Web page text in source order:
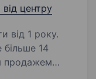
центру
від 1 року.
більше 14
продажем